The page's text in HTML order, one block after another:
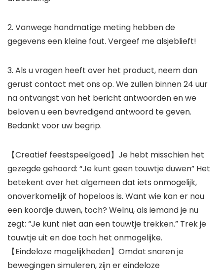
2. Vanwege handmatige meting hebben de
gegevens een kleine fout. Vergeef me alsjeblieft!
3. Als u vragen heeft over het product, neem dan
gerust contact met ons op. We zullen binnen 24 uur
na ontvangst van het bericht antwoorden en we
beloven u een bevredigend antwoord te geven.
Bedankt voor uw begrip.
【Creatief feestspeelgoed】Je hebt misschien het
gezegde gehoord: “Je kunt geen touwtje duwen” Het
betekent over het algemeen dat iets onmogelijk,
onoverkomelijk of hopeloos is. Want wie kan er nou
een koordje duwen, toch? Welnu, als iemand je nu
zegt: “Je kunt niet aan een touwtje trekken.” Trek je
touwtje uit en doe toch het onmogelijke.
【Eindeloze mogelijkheden】Omdat snaren je
bewegingen simuleren, zijn er eindeloze